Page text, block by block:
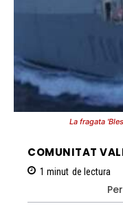
La fragata
COMUNITAT
1 minut de lectura
Per